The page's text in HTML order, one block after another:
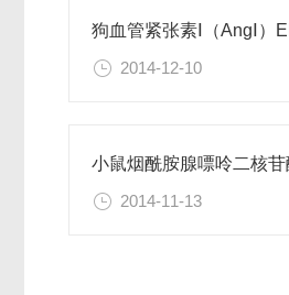
2014-12-10
2014-11-13